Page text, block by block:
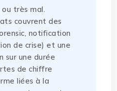
très mal.
couvrent des
notification
de crise) et une
sur une durée
de chiffre
liées à la